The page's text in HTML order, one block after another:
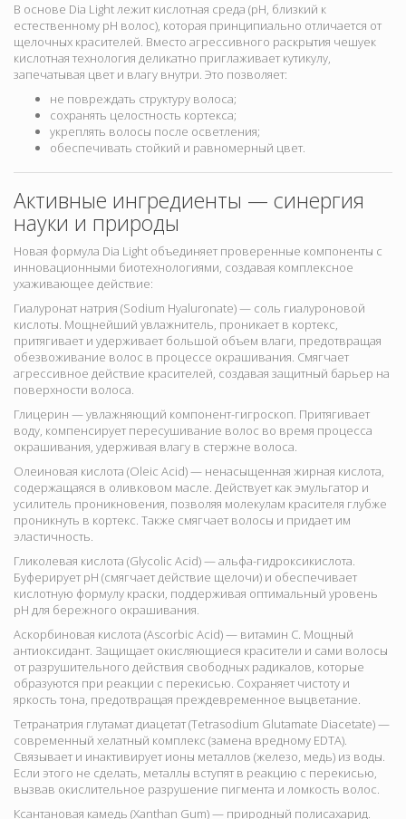
В основе Dia Light лежит кислотная среда (pH, близкий к
естественному pH волос), которая принципиально отличается от
щелочных красителей. Вместо агрессивного раскрытия чешуек
кислотная технология деликатно приглаживает кутикулу,
запечатывая цвет и влагу внутри. Это позволяет:
не повреждать структуру волоса;
сохранять целостность кортекса;
укреплять волосы после осветления;
обеспечивать стойкий и равномерный цвет.
Активные ингредиенты — синергия
науки и природы
Новая формула Dia Light объединяет проверенные компоненты с
инновационными биотехнологиями, создавая комплексное
ухаживающее действие:
Гиалуронат натрия (Sodium Hyaluronate) — соль гиалуроновой
кислоты. Мощнейший увлажнитель, проникает в кортекс,
притягивает и удерживает большой объем влаги, предотвращая
обезвоживание волос в процессе окрашивания. Смягчает
агрессивное действие красителей, создавая защитный барьер на
поверхности волоса.
Глицерин — увлажняющий компонент-гигроскоп. Притягивает
воду, компенсирует пересушивание волос во время процесса
окрашивания, удерживая влагу в стержне волоса.
Олеиновая кислота (Oleic Acid) — ненасыщенная жирная кислота,
содержащаяся в оливковом масле. Действует как эмульгатор и
усилитель проникновения, позволяя молекулам красителя глубже
проникнуть в кортекс. Также смягчает волосы и придает им
эластичность.
Гликолевая кислота (Glycolic Acid) — альфа-гидроксикислота.
Буферирует pH (смягчает действие щелочи) и обеспечивает
кислотную формулу краски, поддерживая оптимальный уровень
pH для бережного окрашивания.
Аскорбиновая кислота (Ascorbic Acid) — витамин C. Мощный
антиоксидант. Защищает окисляющиеся красители и сами волосы
от разрушительного действия свободных радикалов, которые
образуются при реакции с перекисью. Сохраняет чистоту и
яркость тона, предотвращая преждевременное выцветание.
Тетранатрия глутамат диацетат (Tetrasodium Glutamate Diacetate) —
современный хелатный комплекс (замена вредному EDTA).
Связывает и инактивирует ионы металлов (железо, медь) из воды.
Если этого не сделать, металлы вступят в реакцию с перекисью,
вызвав окислительное разрушение пигмента и ломкость волос.
Ксантановая камедь (Xanthan Gum) — природный полисахарид.